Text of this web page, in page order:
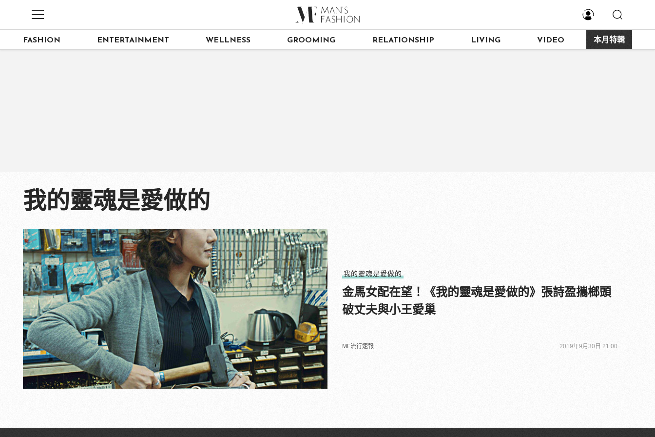
FASHION ENTERTAINMENT WELLNESS GROOMING RELATIONSHIP LIVING VIDEO 本月特輯
我的靈魂是愛做的
我的靈魂是愛做的
金馬女配在望！《我的靈魂是愛做的》張詩盈攜榔頭
破丈夫與小王愛巢
MF流行速報 2019年9月30日 21:00